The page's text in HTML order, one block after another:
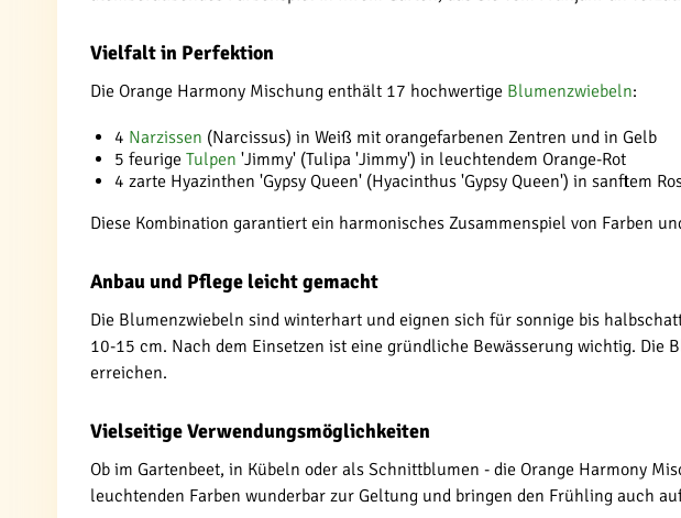
Vielfalt in Perfektion
Die Orange Harmony Mischung enthält 17 hochwertige Blumenzwiebeln:
4 Narzissen (Narcissus) in Weiß mit orangefarbenen Zentren und in Gelb
5 feurige Tulpen 'Jimmy' (Tulipa 'Jimmy') in leuchtendem Orange-Rot
4 zarte Hyazinthen 'Gypsy Queen' (Hyacinthus 'Gypsy Queen') in sanftem
Diese Kombination garantiert ein harmonisches Zusammenspiel von Farben
Anbau und Pflege leicht gemacht
Die Blumenzwiebeln sind winterhart und eignen sich für sonnige bis
10-15 cm. Nach dem Einsetzen ist eine gründliche Bewässerung wichtig.
erreichen.
Vielseitige Verwendungsmöglichkeiten
Ob im Gartenbeet, in Kübeln oder als Schnittblumen - die Orange Harmony
leuchtenden Farben wunderbar zur Geltung und bringen den Frühling auch